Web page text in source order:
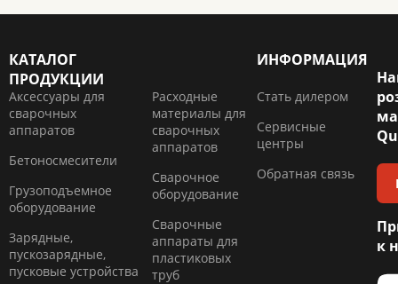
КАТАЛОГ
ПРОДУКЦИИ
Аксессуары для
сварочных
аппаратов
Бетоносмесители
Грузоподъемное
оборудование
Зарядные,
пускозарядные,
пусковые устройства
Расходные
материалы для
сварочных
аппаратов
Сварочное
оборудование
Сварочные
аппараты для
пластиковых
труб
ИНФОРМАЦИЯ
Стать дилером
Сервисные
центры
Обратная связь
к